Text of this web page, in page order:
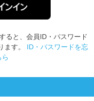
ると、会員ID・パスワード
ます。 ID・パスワードを忘